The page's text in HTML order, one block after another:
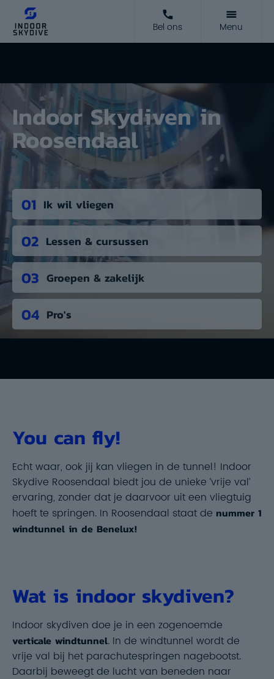
Bel ons Menu
Indoor Skydiven in
Roosendaal
01 Ik wil vliegen
02 Lessen & cursussen
03 Groepen & zakelijk
04 Pro's
You can fly!
Echt waar, ook jij kan vliegen in de tunnel! Indoor
Skydive Roosendaal biedt jou de unieke ‘vrije val’
ervaring, zonder dat je daarvoor uit een vliegtuig
hoeft te springen. In Roosendaal staat de nummer 1
windtunnel in de Benelux!
Wat is indoor skydiven?
Indoor skydiven doe je in een zogenoemde
verticale windtunnel. In de windtunnel wordt de
vrije val bij het parachutespringen nagebootst.
Daarbij beweegt de lucht van beneden naar